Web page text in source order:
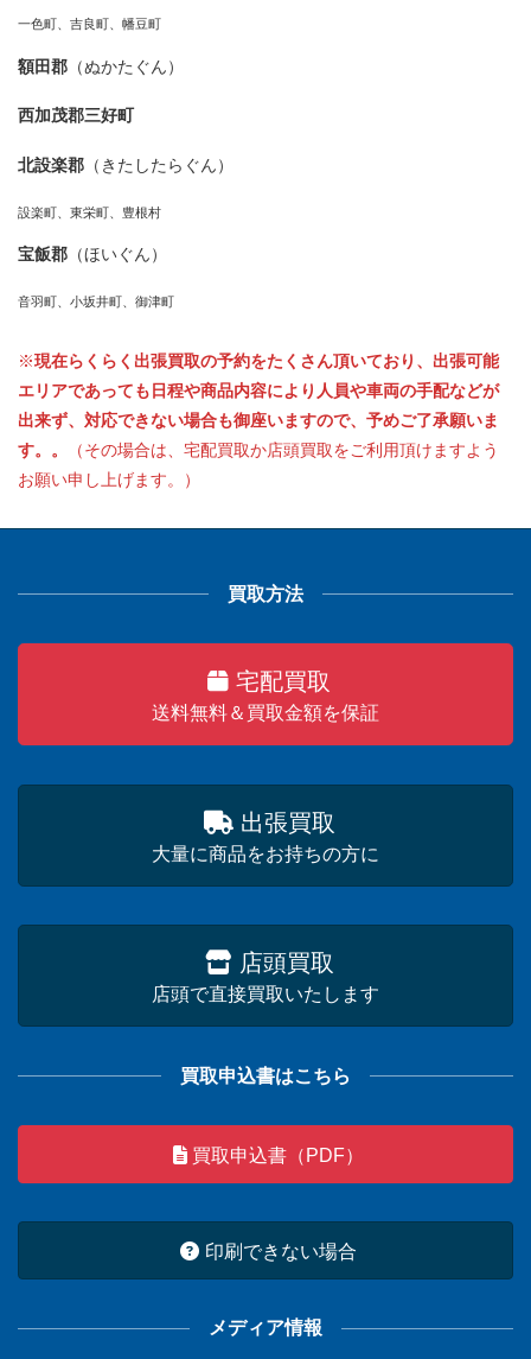
一色町、吉良町、幡豆町
額田郡 （ぬかたぐん）
西加茂郡三好町
北設楽郡 （きたしたらぐん）
設楽町、東栄町、豊根村
宝飯郡 （ほいぐん）
音羽町、小坂井町、御津町
※現在らくらく出張買取の予約をたくさん頂いており、出張可能
エリアであっても日程や商品内容により人員や車両の手配などが
出来ず、対応できない場合も御座いますので、予めご了承願いま
す。。
（その場合は、宅配買取か店頭買取をご利用頂けますよう
お願い申し上げます。）
買取方法
宅配買取
送料無料＆買取金額を保証
出張買取
大量に商品をお持ちの方に
店頭買取
店頭で直接買取いたします
買取申込書はこちら
買取申込書（PDF）
印刷できない場合
メディア情報